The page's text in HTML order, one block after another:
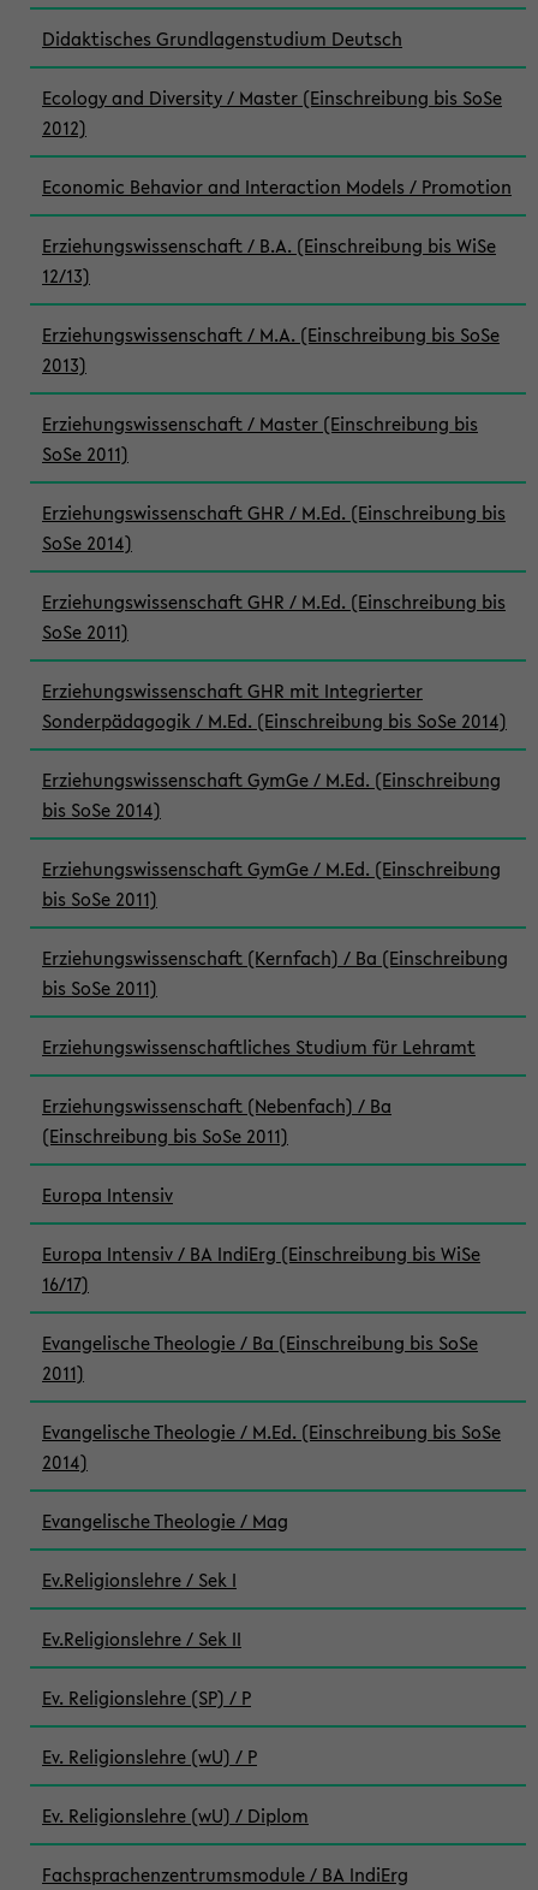
Didaktisches Grundlagenstudium Deutsch
Ecology and Diversity / Master (Einschreibung bis SoSe
2012)
Economic Behavior and Interaction Models / Promotion
Erziehungswissenschaft / B.A. (Einschreibung bis WiSe
12/13)
Erziehungswissenschaft / M.A. (Einschreibung bis SoSe
2013)
Erziehungswissenschaft / Master (Einschreibung bis
SoSe 2011)
Erziehungswissenschaft GHR / M.Ed. (Einschreibung bis
SoSe 2014)
Erziehungswissenschaft GHR / M.Ed. (Einschreibung bis
SoSe 2011)
Erziehungswissenschaft GHR mit Integrierter
Sonderpädagogik / M.Ed. (Einschreibung bis SoSe 2014)
Erziehungswissenschaft GymGe / M.Ed. (Einschreibung
bis SoSe 2014)
Erziehungswissenschaft GymGe / M.Ed. (Einschreibung
bis SoSe 2011)
Erziehungswissenschaft (Kernfach) / Ba (Einschreibung
bis SoSe 2011)
Erziehungswissenschaftliches Studium für Lehramt
Erziehungswissenschaft (Nebenfach) / Ba
(Einschreibung bis SoSe 2011)
Europa Intensiv
Europa Intensiv / BA IndiErg (Einschreibung bis WiSe
16/17)
Evangelische Theologie / Ba (Einschreibung bis SoSe
2011)
Evangelische Theologie / M.Ed. (Einschreibung bis SoSe
2014)
Evangelische Theologie / Mag
Ev.Religionslehre / Sek I
Ev.Religionslehre / Sek II
Ev. Religionslehre (SP) / P
Ev. Religionslehre (wU) / P
Ev. Religionslehre (wU) / Diplom
Fachsprachenzentrumsmodule / BA IndiErg